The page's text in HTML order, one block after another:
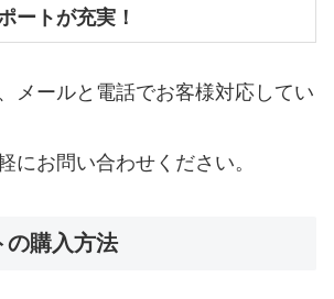
ートが充実！
メールと電話でお客様対応してい
にお問い合わせください。
の購入方法